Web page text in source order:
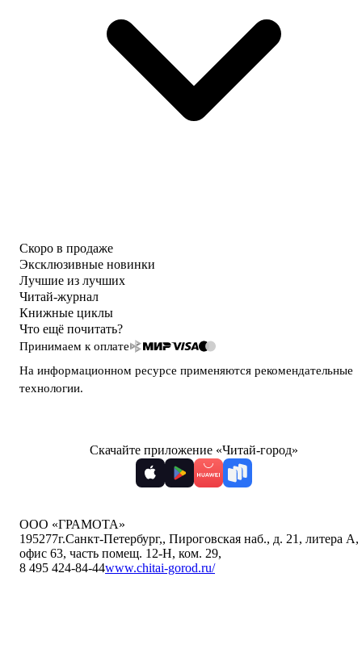
Скоро в продаже
Эксклюзивные новинки
Лучшие из лучших
Читай-журнал
Книжные циклы
Что ещё почитать?
Принимаем к оплате
На информационном ресурсе применяются рекомендательные
технологии.
Скачайте приложение «Читай-город»
ООО «ГРАМОТА»
195277г.Санкт-Петербург,, Пироговская наб., д. 21, литера А,
офис 63, часть помещ. 12-Н, ком. 29,
8 495 424-84-44www.chitai-gorod.ru/